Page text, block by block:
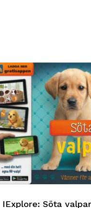
IExplore: Söta